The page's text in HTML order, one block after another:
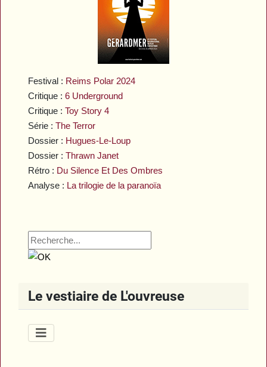
Festival : Reims Polar 2024
Critique :6 Underground
Critique :Toy Story 4
Série :The Terror
Dossier : Hugues-Le-Loup
Dossier :Thrawn Janet
Rétro : Du Silence Et Des Ombres
Analyse : La trilogie de la paranoïa
Le vestiaire de L'ouvreuse